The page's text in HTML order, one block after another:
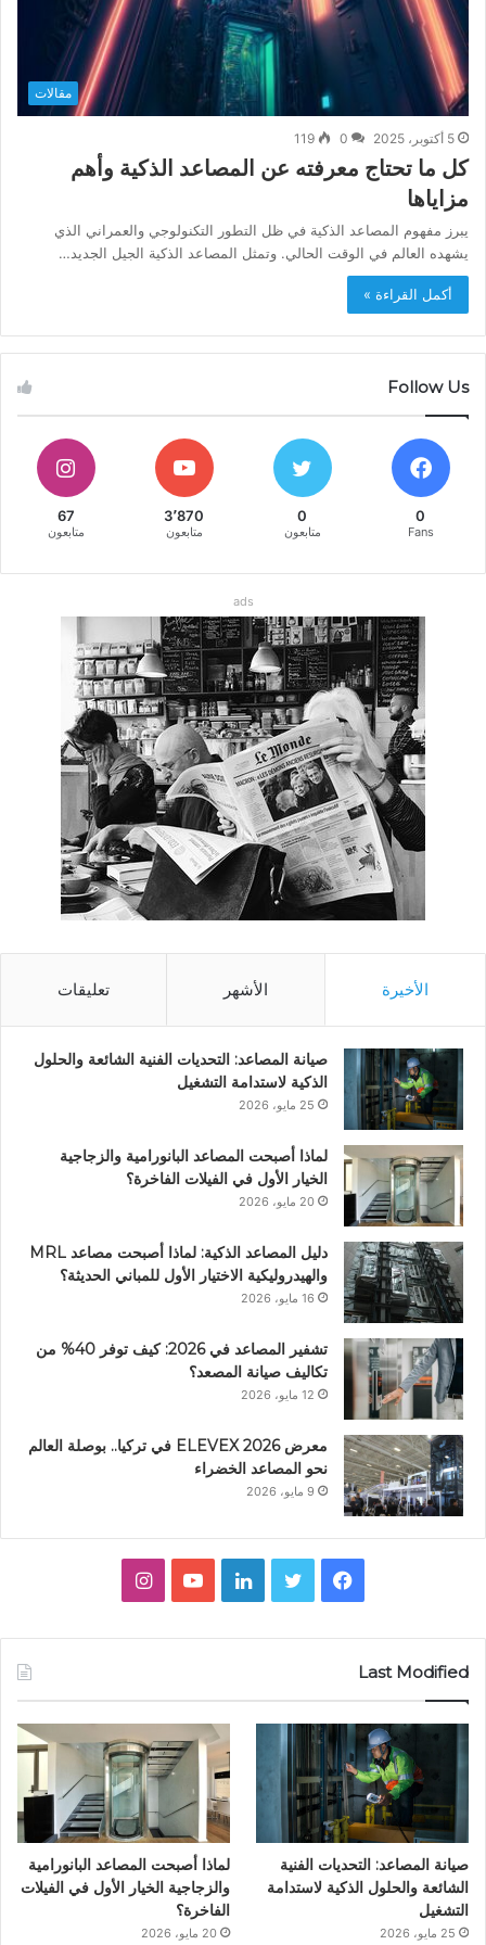
مقالات
5 أكتوبر، 2025 0
119
كل ما تحتاج معرفته عن المصاعد الذكية وأهم
مزاياها
يبرز مفهوم المصاعد الذكية في ظل التطور التكنولوجي والعمراني الذي
يشهده العالم في الوقت الحالي. وتمثل المصاعد الذكية الجيل الجديد…
أكمل القراءة »
Follow Us
0
Fans
0
متابعون
3٬870
متابعون
67
متابعون
ads
الأخيرة الأشهر تعليقات
صيانة المصاعد: التحديات الفنية الشائعة والحلول
الذكية لاستدامة التشغيل
25 مايو، 2026
لماذا أصبحت المصاعد البانورامية والزجاجية
الخيار الأول في الفيلات الفاخرة؟
20 مايو، 2026
دليل المصاعد الذكية: لماذا أصبحت مصاعد MRL
والهيدروليكية الاختيار الأول للمباني الحديثة؟
16 مايو، 2026
تشفير المصاعد في 2026: كيف توفر 40% من
تكاليف صيانة المصعد؟
12 مايو، 2026
معرض ELEVEX 2026 في تركيا.. بوصلة العالم
نحو المصاعد الخضراء
9 مايو، 2026
ب
و
ك
ت
ر
ك
د
إ
ن
ي
و
ت
ق
ر
ا
م
Last Modified
صيانة المصاعد: التحديات الفنية
الشائعة والحلول الذكية لاستدامة
التشغيل
25 مايو، 2026
لماذا أصبحت المصاعد البانورامية
والزجاجية الخيار الأول في الفيلات
الفاخرة؟
20 مايو، 2026